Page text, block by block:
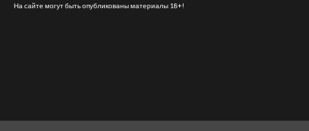
На сайте могут быть опубликованы материалы 18+!